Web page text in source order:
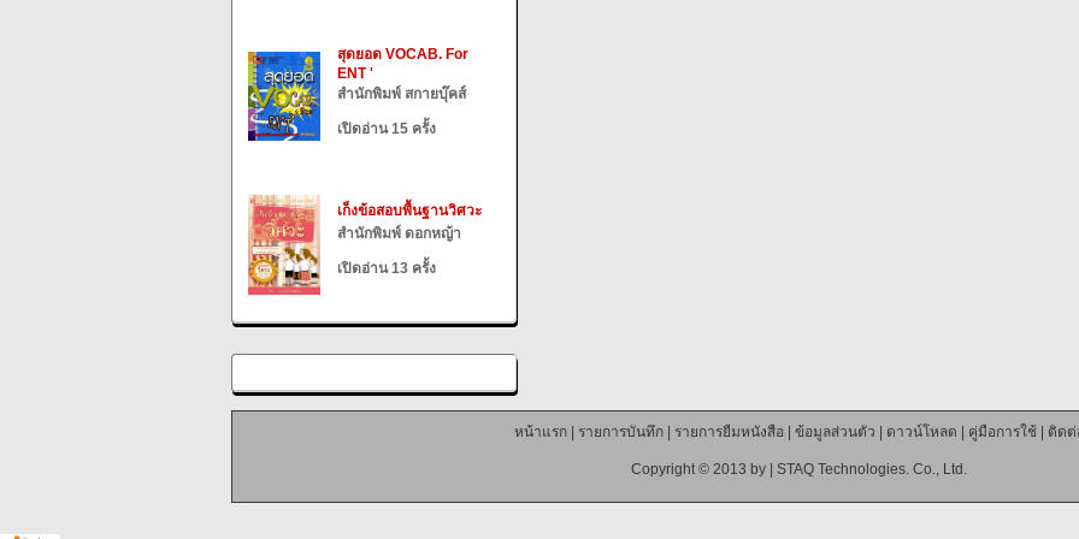
สุดยอด VOCAB. For
ENT '
สำนักพิมพ์ สกายบุ๊คส์
เปิดอ่าน 15 ครั้ง
เก็งข้อสอบพื้นฐานวิศวะ
สำนักพิมพ์ ดอกหญ้า
เปิดอ่าน 13 ครั้ง
หน้าแรก| รายการบันทึก| รายการยืมหนังสือ ข้อมูลส่วนตัว ดาวน์โหลด คู่มือการใช้| ติดต่
Copyright © 2013 by | STAQ Technologies. Co., Ltd.